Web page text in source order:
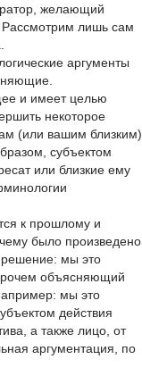
желающий
Рассмотрим лишь сам
аргументы
и имеет целью
некоторое
(или вашим близким)
субъектом
или близкие ему
к прошлому и
было произведено
решение: мы это
объясняющий
мы это
действия
а также лицо, от
аргументация, по